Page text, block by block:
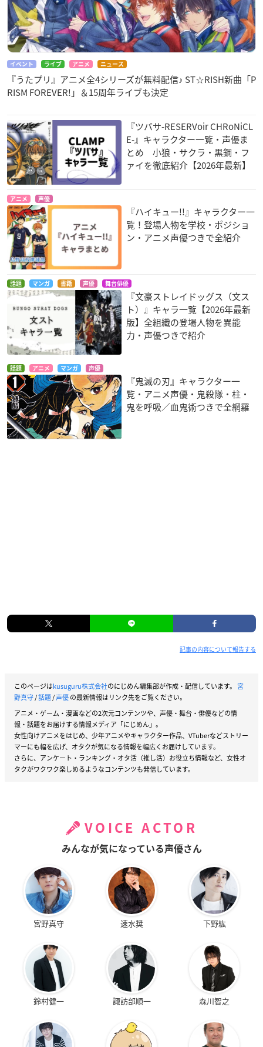
イベント ライブ アニメ ニュース
『うたプリ』アニメ全4シリーズが無料配信♪ ST☆RISH新曲「P
RISM FOREVER!」＆15周年ライブも決定
『ツバサ-RESERVoir CHRoNiCL
E-』キャラクター一覧・声優ま
とめ 小狼・サクラ・黒鋼・フ
ァイを徹底紹介【2026年最新】
アニメ 声優
『ハイキュー!!』キャラクター一
覧！登場人物を学校・ポジショ
ン・アニメ声優つきで全紹介
話題 マンガ 書籍 声優 舞台俳優
『文豪ストレイドッグス（文ス
ト）』キャラ一覧【2026年最新
版】全組織の登場人物を異能
力・声優つきで紹介
話題 アニメ マンガ 声優
『鬼滅の刃』キャラクター一
覧・アニメ声優・鬼殺隊・柱・
鬼を呼吸／血鬼術つきで全網羅
記事の内容について報告する
このページはkusuguru株式会社のにじめん編集部が作成・配信しています。 宮
野真守/話題/声優の最新情報はリンク先をご覧ください。
アニメ・ゲーム・漫画などの2次元コンテンツや、声優・舞台・俳優などの情
報・話題をお届けする情報メディア「にじめん」。
女性向けアニメをはじめ、少年アニメやキャラクター作品、VTuberなどストリー
マーにも幅を広げ、オタクが気になる情報を幅広くお届けしています。
さらに、アンケート・ランキング・オタ活（推し活）お役立ち情報など、女性オ
タクがワクワク楽しめるようなコンテンツも発信しています。
VOICE ACTOR
みんなが気になっている声優さん
宮野真守 速水奨 下野紘
鈴村健一 諏訪部順一 森川智之